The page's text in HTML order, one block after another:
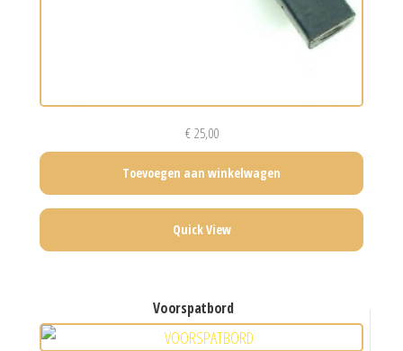
€25,00
Toevoegen aan winkelwagen
Quick View
voorspatbord